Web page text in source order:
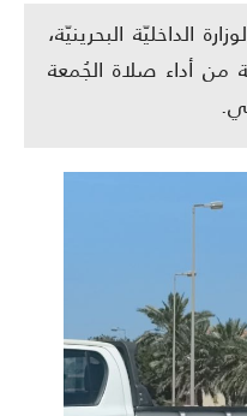
الداخليّة البحرينيّة،
من أداء صلاة الجُمعة